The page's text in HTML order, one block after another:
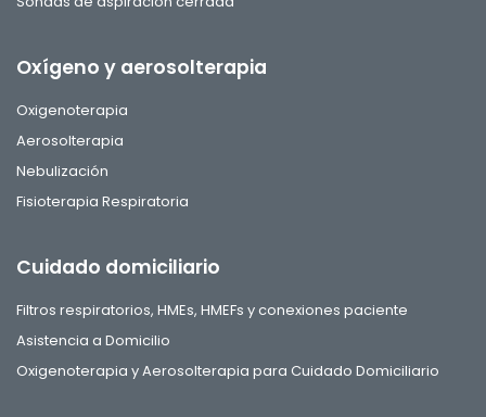
Oxígeno y aerosolterapia
Oxigenoterapia
Aerosolterapia
Nebulización
Fisioterapia Respiratoria
Cuidado domiciliario
Filtros respiratorios, HMEs, HMEFs y conexiones paciente
Asistencia a Domicilio
Oxigenoterapia y Aerosolterapia para Cuidado Domiciliario